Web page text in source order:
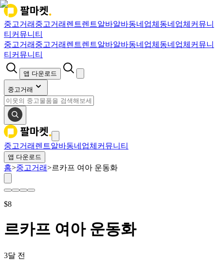
중고거래 중고거래 렌트렌트알바알바동네업체 동네업체 커뮤니
티 커뮤니티
중고거래 중고거래 렌트렌트알바알바동네업체 동네업체 커뮤니
티 커뮤니티
앱 다운로드
중고거래
중고거래 렌트알바동네업체 커뮤니티
앱 다운로드
홈>중고거래>르카프 여아 운동화
$8
르카프 여아 운동화
3달 전